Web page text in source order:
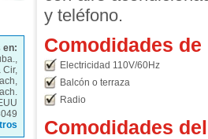
y teléfono.
Comodidades
Electricidad 110V/60Hz
Balcón o terraza
Radio
Comodidades
en:
Cir,